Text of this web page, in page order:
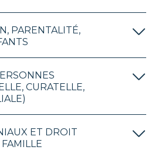
PARENTALITÉ,
CURATELLE,
ET DROIT